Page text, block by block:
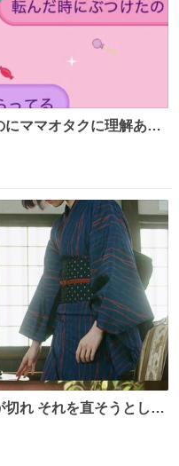
ママオタクに理解あっ
れ それを直そうとした